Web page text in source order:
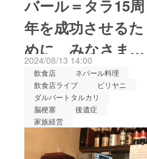
とうございます。直接に祝
福のメッセージもいただい
たりしました。こんな風に
元気づけてもらえるとは、
正直想像していませんでし
たので、このような形です
が表現してみてよかったで
す！9月のイベントの成功の
ために、30万円を目標に、
バール＝タラ15周
年を成功させるた
めに みなさまの
支援をお願いしま
す。
2024/08/13 14:00
飲食店
ネパール料理
飲食店ライブ
ビリヤニ
ダルバートタルカリ
脳梗塞
後遺症
家族経営